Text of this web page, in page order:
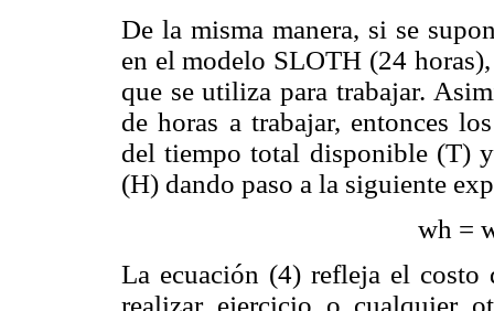
De la misma manera, si se
en el modelo SLOTH (24
que se utiliza para trabajar.
de horas a trabajar, entonces
del tiempo total disponible (T)
(H) dando paso a la siguiente
wh =
La ecuación (4) refleja el